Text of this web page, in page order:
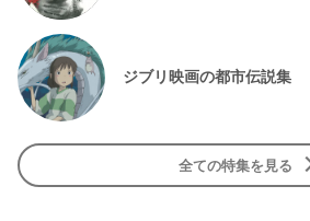
ジブリ映画の都市伝説集
全ての特集を見る